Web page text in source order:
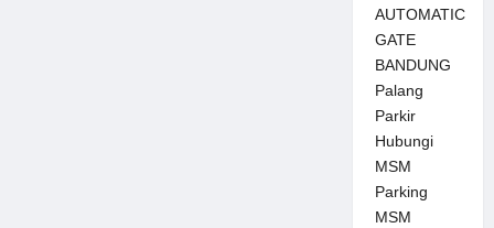
AUTOMATIC
GATE
BANDUNG
Palang
Parkir
Hubungi
MSM
Parking
MSM